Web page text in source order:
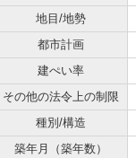
地目/地勢
都市計画
建ぺい率
その他の法令上の制限
種別/構造
築年月（築年数）